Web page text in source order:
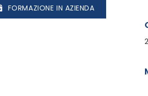
FORMAZIONE IN AZIENDA